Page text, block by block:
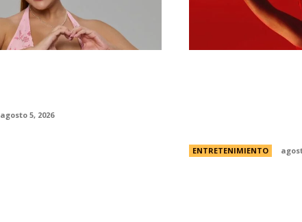
agosto 5, 2026
ENTRETENIMIENTO